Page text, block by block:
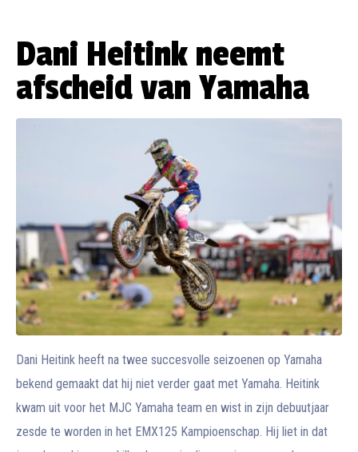
Dani Heitink neemt
afscheid van Yamaha
Dani Heitink heeft na twee succesvolle seizoenen op Yamaha
bekend gemaakt dat hij niet verder gaat met Yamaha. Heitink
kwam uit voor het MJC Yamaha team en wist in zijn debuutjaar
zesde te worden in het EMX125 Kampioenschap. Hij liet in dat